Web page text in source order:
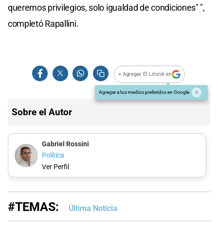
queremos privilegios, solo igualdad de condiciones" ",
completó Rapallini.
+ Agregar El Litoral en
Agregar a tus medios preferidos en Google
Sobre el Autor
Gabriel Rossini
Política
Ver Perfil
#TEMAS: Última Noticia